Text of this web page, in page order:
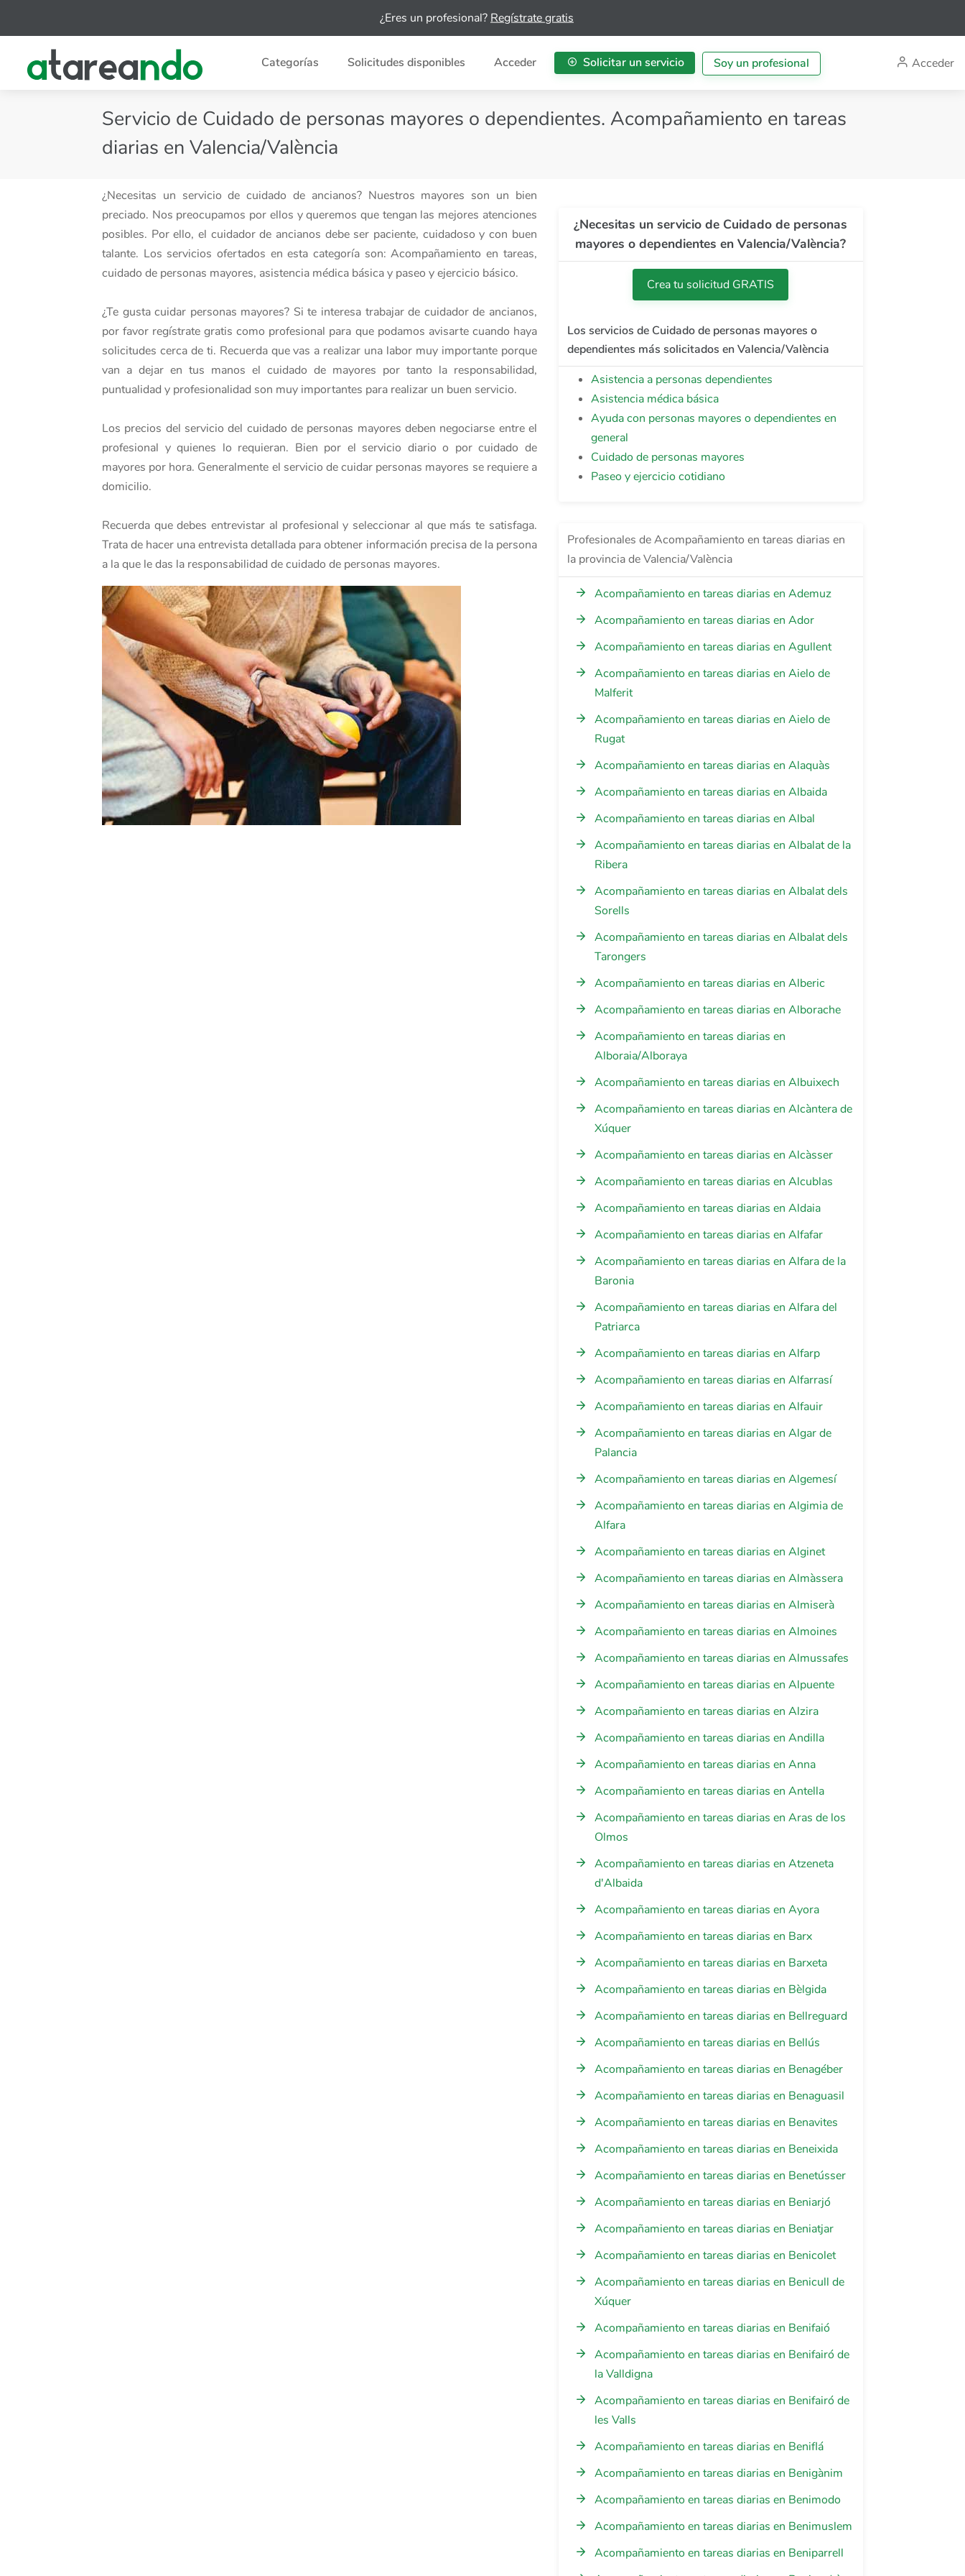
¿Eres un profesional?Regístrate gratis
Categorías Solicitudes disponibles Acceder Solicitar un servicio Soy un profesional Acceder
Servicio de Cuidado de personas mayores o dependientes. Acompañamiento en tareas
diarias en Valencia/València
¿Necesitas un servicio de cuidado de ancianos? Nuestros mayores son un bien
preciado. Nos preocupamos por ellos y queremos que tengan las mejores atenciones
posibles. Por ello, el cuidador de ancianos debe ser paciente, cuidadoso y con buen
talante. Los servicios ofertados en esta categoría son: Acompañamiento en tareas,
cuidado de personas mayores, asistencia médica básica y paseo y ejercicio básico.
¿Te gusta cuidar personas mayores? Si te interesa trabajar de cuidador de ancianos,
por favor regístrate gratis como profesional para que podamos avisarte cuando haya
solicitudes cerca de ti. Recuerda que vas a realizar una labor muy importante porque
van a dejar en tus manos el cuidado de mayores por tanto la responsabilidad,
puntualidad y profesionalidad son muy importantes para realizar un buen servicio.
Los precios del servicio del cuidado de personas mayores deben negociarse entre el
profesional y quienes lo requieran. Bien por el servicio diario o por cuidado de
mayores por hora. Generalmente el servicio de cuidar personas mayores se requiere a
domicilio.
Recuerda que debes entrevistar al profesional y seleccionar al que más te satisfaga.
Trata de hacer una entrevista detallada para obtener información precisa de la persona
a la que le das la responsabilidad de cuidado de personas mayores.
¿Necesitas un servicio de Cuidado de personas
mayores o dependientes en Valencia/València?
Crea tu solicitud GRATIS
Los servicios de Cuidado de personas mayores o
dependientes más solicitados en Valencia/València
Asistencia a personas dependientes
Asistencia médica básica
Ayuda con personas mayores o dependientes en
general
Cuidado de personas mayores
Paseo y ejercicio cotidiano
Profesionales de Acompañamiento en tareas diarias en
la provincia de Valencia/València
Acompañamiento en tareas diarias en Ademuz
Acompañamiento en tareas diarias en Ador
Acompañamiento en tareas diarias en Agullent
Acompañamiento en tareas diarias en Aielo de
Malferit
Acompañamiento en tareas diarias en Aielo de
Rugat
Acompañamiento en tareas diarias en Alaquàs
Acompañamiento en tareas diarias en Albaida
Acompañamiento en tareas diarias en Albal
Acompañamiento en tareas diarias en Albalat de la
Ribera
Acompañamiento en tareas diarias en Albalat dels
Sorells
Acompañamiento en tareas diarias en Albalat dels
Tarongers
Acompañamiento en tareas diarias en Alberic
Acompañamiento en tareas diarias en Alborache
Acompañamiento en tareas diarias en
Alboraia/Alboraya
Acompañamiento en tareas diarias en Albuixech
Acompañamiento en tareas diarias en Alcàntera de
Xúquer
Acompañamiento en tareas diarias en Alcàsser
Acompañamiento en tareas diarias en Alcublas
Acompañamiento en tareas diarias en Aldaia
Acompañamiento en tareas diarias en Alfafar
Acompañamiento en tareas diarias en Alfara de la
Baronia
Acompañamiento en tareas diarias en Alfara del
Patriarca
Acompañamiento en tareas diarias en Alfarp
Acompañamiento en tareas diarias en Alfarrasí
Acompañamiento en tareas diarias en Alfauir
Acompañamiento en tareas diarias en Algar de
Palancia
Acompañamiento en tareas diarias en Algemesí
Acompañamiento en tareas diarias en Algimia de
Alfara
Acompañamiento en tareas diarias en Alginet
Acompañamiento en tareas diarias en Almàssera
Acompañamiento en tareas diarias en Almiserà
Acompañamiento en tareas diarias en Almoines
Acompañamiento en tareas diarias en Almussafes
Acompañamiento en tareas diarias en Alpuente
Acompañamiento en tareas diarias en Alzira
Acompañamiento en tareas diarias en Andilla
Acompañamiento en tareas diarias en Anna
Acompañamiento en tareas diarias en Antella
Acompañamiento en tareas diarias en Aras de los
Olmos
Acompañamiento en tareas diarias en Atzeneta
d'Albaida
Acompañamiento en tareas diarias en Ayora
Acompañamiento en tareas diarias en Barx
Acompañamiento en tareas diarias en Barxeta
Acompañamiento en tareas diarias en Bèlgida
Acompañamiento en tareas diarias en Bellreguard
Acompañamiento en tareas diarias en Bellús
Acompañamiento en tareas diarias en Benagéber
Acompañamiento en tareas diarias en Benaguasil
Acompañamiento en tareas diarias en Benavites
Acompañamiento en tareas diarias en Beneixida
Acompañamiento en tareas diarias en Benetússer
Acompañamiento en tareas diarias en Beniarjó
Acompañamiento en tareas diarias en Beniatjar
Acompañamiento en tareas diarias en Benicolet
Acompañamiento en tareas diarias en Benicull de
Xúquer
Acompañamiento en tareas diarias en Benifaió
Acompañamiento en tareas diarias en Benifairó de
la Valldigna
Acompañamiento en tareas diarias en Benifairó de
les Valls
Acompañamiento en tareas diarias en Beniflá
Acompañamiento en tareas diarias en Benigànim
Acompañamiento en tareas diarias en Benimodo
Acompañamiento en tareas diarias en Benimuslem
Acompañamiento en tareas diarias en Beniparrell